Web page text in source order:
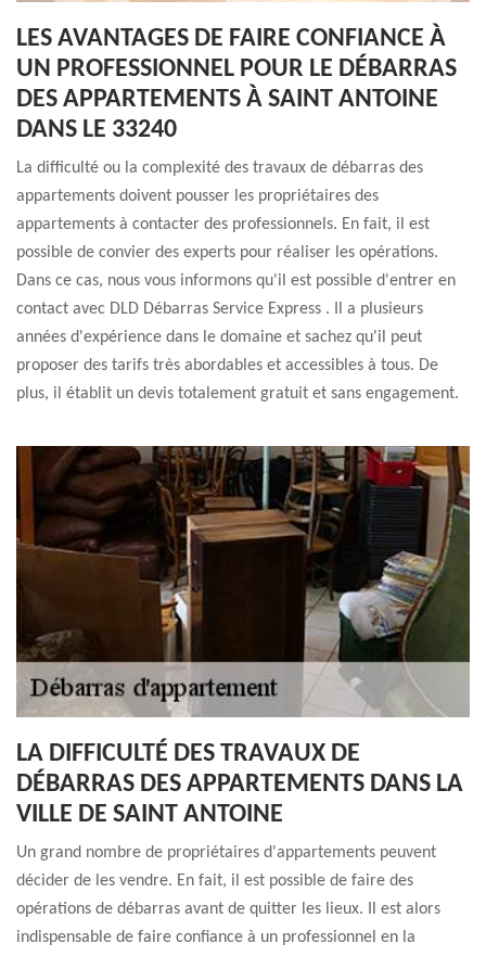
LES AVANTAGES DE FAIRE CONFIANCE À
UN PROFESSIONNEL POUR LE DÉBARRAS
DES APPARTEMENTS À SAINT ANTOINE
DANS LE 33240
La difficulté ou la complexité des travaux de débarras des
appartements doivent pousser les propriétaires des
appartements à contacter des professionnels. En fait, il est
possible de convier des experts pour réaliser les opérations.
Dans ce cas, nous vous informons qu'il est possible d'entrer en
contact avec DLD Débarras Service Express . Il a plusieurs
années d'expérience dans le domaine et sachez qu'il peut
proposer des tarifs très abordables et accessibles à tous. De
plus, il établit un devis totalement gratuit et sans engagement.
LA DIFFICULTÉ DES TRAVAUX DE
DÉBARRAS DES APPARTEMENTS DANS LA
VILLE DE SAINT ANTOINE
Un grand nombre de propriétaires d'appartements peuvent
décider de les vendre. En fait, il est possible de faire des
opérations de débarras avant de quitter les lieux. Il est alors
indispensable de faire confiance à un professionnel en la